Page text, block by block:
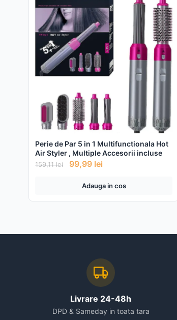
Perie de Par 5 in 1 Multifunctionala Hot
Air Styler , Multiple Accesorii incluse
159,11lei 99,99 lei
Adauga in cos
Livrare 24-48h
DPD & Sameday in toata tara